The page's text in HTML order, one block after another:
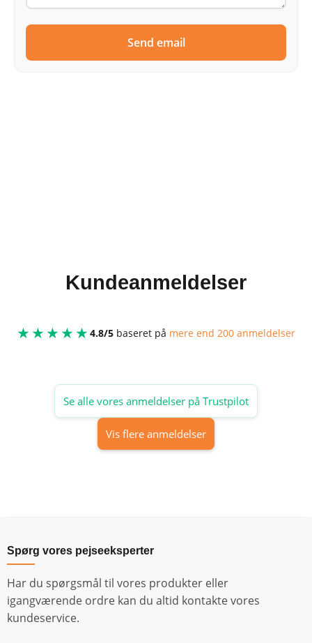
Send email
Kundeanmeldelser
★★★★★ 4.8/5 baseret på mere end 200 anmeldelser
Se alle vores anmeldelser på Trustpilot
Vis flere anmeldelser
Spørg vores pejseeksperter
Har du spørgsmål til vores produkter eller
igangværende ordre kan du altid kontakte vores
kundeservice.